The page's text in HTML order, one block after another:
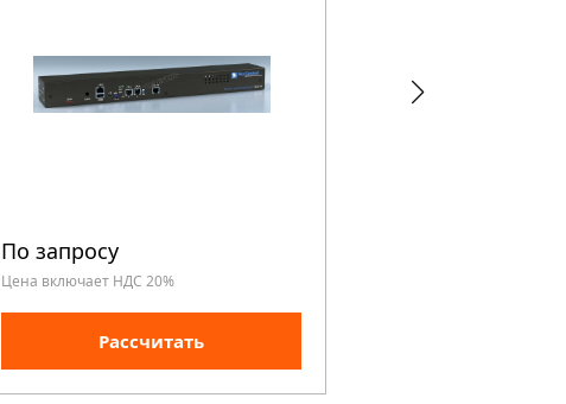
По запросу
Цена включает НДС 20%
Рассчитать